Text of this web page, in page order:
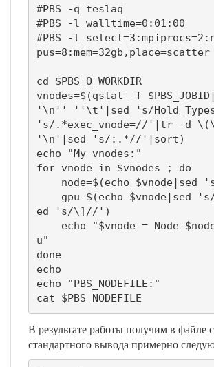
#PBS -q teslaq
#PBS -l walltime=0:01:00
#PBS -l
pus=8:mem=32gb,place=scatter
cd $PBS_O_WORKDIR
vnodes=$(qstat -f
'\n'' ''\t'|sed 's/
's/.*exec_vnode=//'|tr -d
'\n'|sed 's/:.*//'|sort)
echo "My vnodes:"
for vnode in $vnodes ; do
ed 's/\]//')
u"
done
echo
echo "PBS_NODEFILE:"
cat $PBS_NODEFILE
В результате работы получим в файле
стандартного вывода примерно